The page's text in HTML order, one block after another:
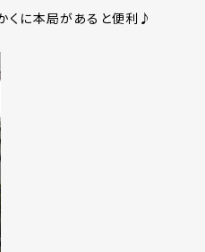
かくに本局があると便利♪